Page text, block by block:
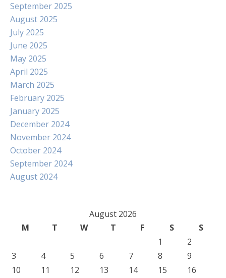
September 2025
August 2025
July 2025
June 2025
May 2025
April 2025
March 2025
February 2025
January 2025
December 2024
November 2024
October 2024
September 2024
August 2024
August 2026
M
T W T F S
S
1
2
3
4 5 6 7 8
9
10
11 12 13 14 15
16